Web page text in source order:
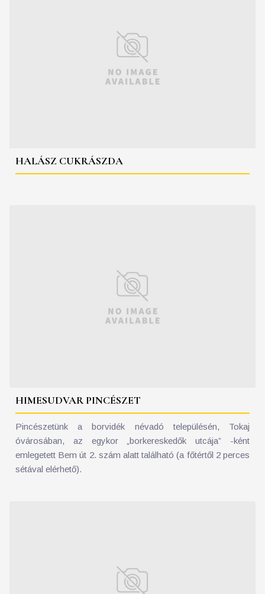
HALÁSZ CUKRÁSZDA
HIMESUDVAR PINCÉSZET
Pincészetünk a borvidék névadó településén, Tokaj
óvárosában, az egykor „borkereskedők utcája” -ként
emlegetett Bem út 2. szám alatt található (a főtértől 2 perces
sétával elérhető).